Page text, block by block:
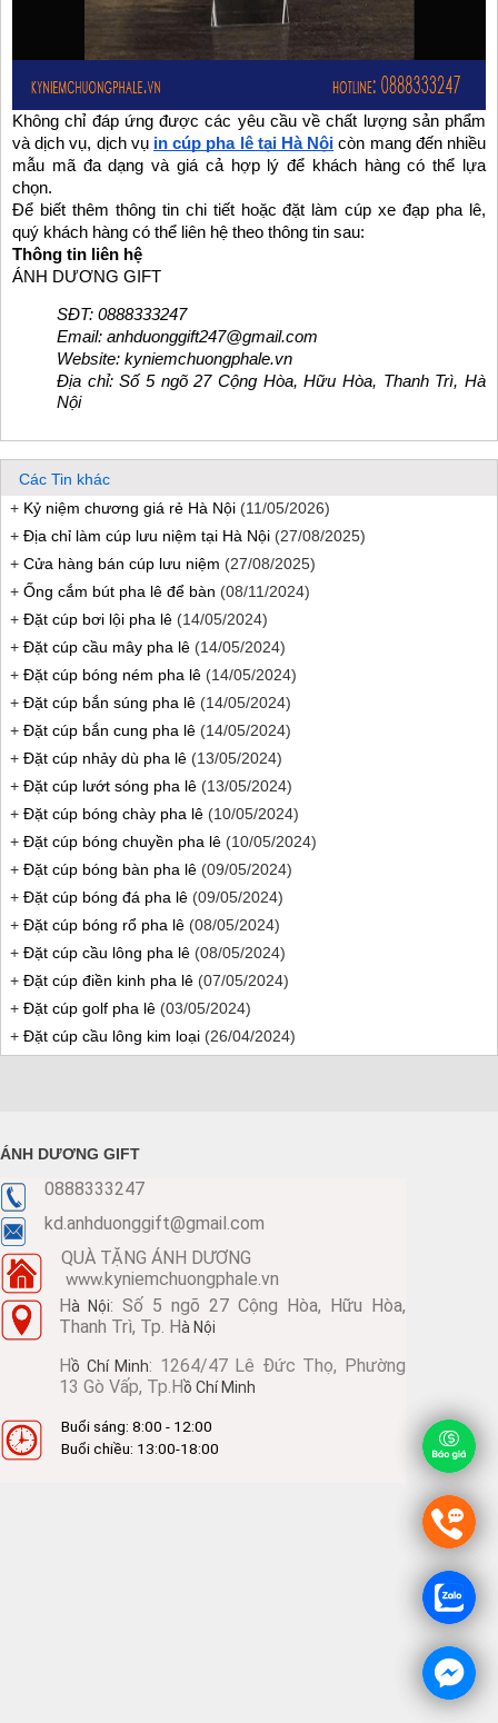
Không chỉ đáp ứng được các yêu cầu về chất lượng sản phẩm
và dịch vụ, dịch vụ in cúp pha lê tại Hà Nội còn mang đến nhiều
mẫu mã đa dạng và giá cả hợp lý để khách hàng có thể lựa
chọn.
Để biết thêm thông tin chi tiết hoặc đặt làm cúp xe đạp pha lê,
quý khách hàng có thể liên hệ theo thông tin sau:
Thông tin liên hệ
ÁNH DƯƠNG GIFT
SĐT: 0888333247
Email: anhduonggift247@gmail.com
Website: kyniemchuongphale.vn
Địa chỉ: Số 5 ngõ 27 Cộng Hòa, Hữu Hòa, Thanh Trì, Hà
Nội
Các Tin khác
+ Kỷ niệm chương giá rẻ Hà Nội (11/05/2026)
+ Địa chỉ làm cúp lưu niệm tại Hà Nội (27/08/2025)
+ Cửa hàng bán cúp lưu niệm (27/08/2025)
+ Ống cắm bút pha lê để bàn (08/11/2024)
+ Đặt cúp bơi lội pha lê (14/05/2024)
+ Đặt cúp cầu mây pha lê (14/05/2024)
+ Đặt cúp bóng ném pha lê (14/05/2024)
+ Đặt cúp bắn súng pha lê (14/05/2024)
+ Đặt cúp bắn cung pha lê (14/05/2024)
+ Đặt cúp nhảy dù pha lê (13/05/2024)
+ Đặt cúp lướt sóng pha lê (13/05/2024)
+ Đặt cúp bóng chày pha lê (10/05/2024)
+ Đặt cúp bóng chuyền pha lê (10/05/2024)
+ Đặt cúp bóng bàn pha lê (09/05/2024)
+ Đặt cúp bóng đá pha lê (09/05/2024)
+ Đặt cúp bóng rổ pha lê (08/05/2024)
+ Đặt cúp cầu lông pha lê (08/05/2024)
+ Đặt cúp điền kinh pha lê (07/05/2024)
+ Đặt cúp golf pha lê (03/05/2024)
+ Đặt cúp cầu lông kim loại (26/04/2024)
ÁNH DƯƠNG GIFT
0888333247
kd.anhduonggift@gmail.com
QUÀ TẶNG ÁNH DƯƠNG
www.kyniemchuongphale.vn
Hà Nội: Số 5 ngõ 27 Cộng Hòa, Hữu Hòa,
Thanh Trì, Tp. Hà Nội
Hồ Chí Minh: 1264/47 Lê Đức Thọ, Phường
13 Gò Vấp, Tp.Hồ Chí Minh
Buổi sáng: 8:00 - 12:00
Buổi chiều: 13:00-18:00